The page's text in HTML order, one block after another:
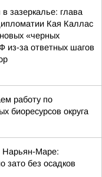
зазеркалье: глава
Кая Каллас
«черных
из-за ответных шагов
работу по
биоресурсов округа
Нарьян-Маре:
зато без осадков